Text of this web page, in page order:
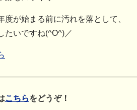
度が始まる前に汚れを落として、
たいですね(^O^)／
こちらをどうぞ！